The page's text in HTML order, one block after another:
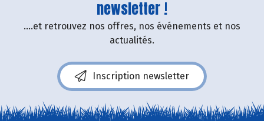
newsletter !
....et retrouvez nos offres, nos événements et nos
actualités.
Inscription newsletter